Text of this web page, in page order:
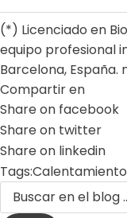
(*) Licenciado en
equipo profesional
Barcelona, España.
Compartir en
Share on facebook
Share on twitter
Share on linkedin
Tags: